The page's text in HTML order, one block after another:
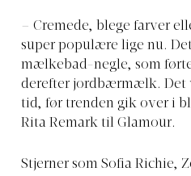
– Cremede, blege farver
super populære lige nu.
mælkebad-negle, som
derefter jordbærmælk. Det
tid, før trenden gik over i
Rita Remark til Glamour.
Stjerner som Sofia Richie,